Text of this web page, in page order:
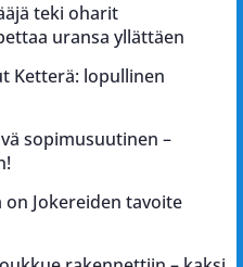
teki oharit
uransa yllättäen
Ketterä: lopullinen
sopimusuutinen –
on Jokereiden tavoite